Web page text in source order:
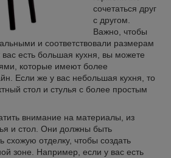
сочетаться друг
с другом.
Важно, чтобы
и соответствовали размерам
есть большая кухня, вы можете
которые имеют более
Если же у вас небольшая кухня, то
стол и стулья с более простым
внимание на материалы, из
и стол. Они должны быть
отделку, чтобы создать
зоне. Например, если у вас есть